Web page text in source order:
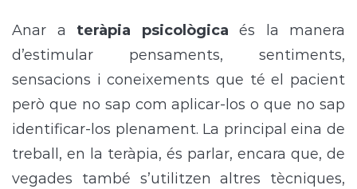
Anar a teràpia psicològica és la manera
d’estimular pensaments, sentiments,
sensacions i coneixements que té el pacient
però que no sap com aplicar-los o que no sap
identificar-los plenament. La principal eina de
treball, en la teràpia, és parlar, encara que, de
vegades també s’utilitzen altres tècniques,